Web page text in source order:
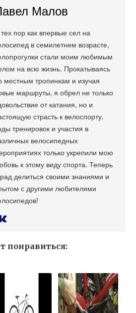
Малов
пор как впервые сел на
в семилетнем возрасте,
стали моим любимым
на всю жизнь. Прокатываясь
местным тропинкам и изучая
маршруты, я обрел не только
от катания, но и
страсть к велоспорту.
тренировок и участия в
велосипедных
только укрепили мою
к этому виду спорта. Теперь
делиться своими знаниями и
с другими любителями
понравиться: